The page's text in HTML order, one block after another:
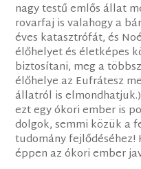
nagy testű emlős állat
rovarfaj is valahogy a
éves katasztrófát, és
élőhelyet és életképes
biztosítani, meg a
élőhelye az Eufrátesz
állatról is
ezt egy ókori ember is
dolgok, semmi közük a
tudomány
éppen az ókori ember